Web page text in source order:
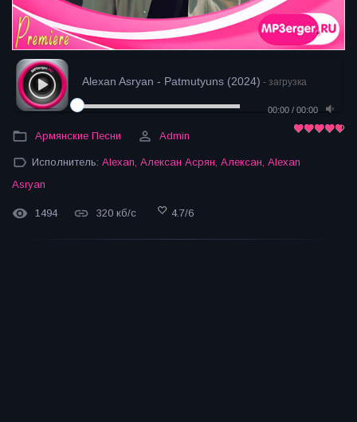
Alexan Asryan - Patmutyuns (2024) - загрузка
00:00 / 00:00
Армянские Песни Admin
Исполнитель: Alexan Алексан Асрян Алексан Alexan
Asryan
1494 320 кб/с 4.7/6